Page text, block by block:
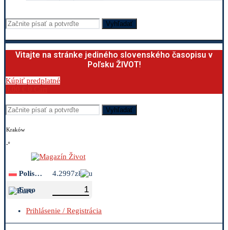
Vyhľadať
Vitajte na stránke jediného slovenského časopisu v
Poľsku ŽIVOT!
Kúpiť predplatné
Vyhľadať
Kraków
-º
Polish Zloty
4.2997zł
Euro
Prihlásenie / Registrácia